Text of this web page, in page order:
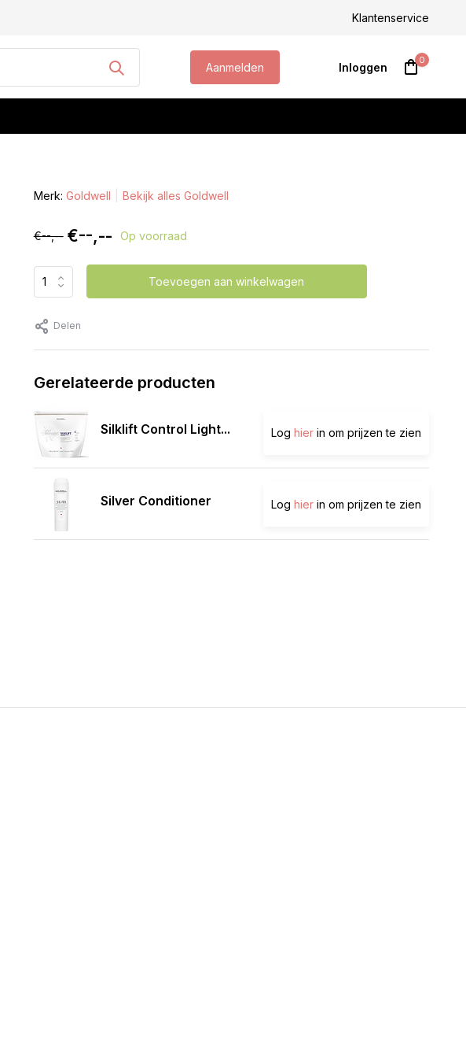
Klantenservice
Aanmelden Inloggen
0
Merk: Goldwell Bekijk alles Goldwell
€--,-- €--,-- Op voorraad
Toevoegen aan winkelwagen
Delen
Gerelateerde producten
Silklift Control Light... Log hierin om prijzen te zien
Silver Conditioner Log hierin om prijzen te zien